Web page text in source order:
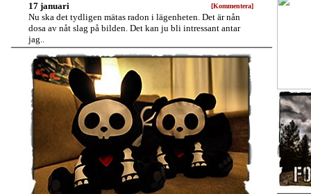
17 januari [Kommentera]
Nu ska det tydligen mätas radon i lägenheten. Det är nån
dosa av nåt slag på bilden. Det kan ju bli intressant antar
jag..